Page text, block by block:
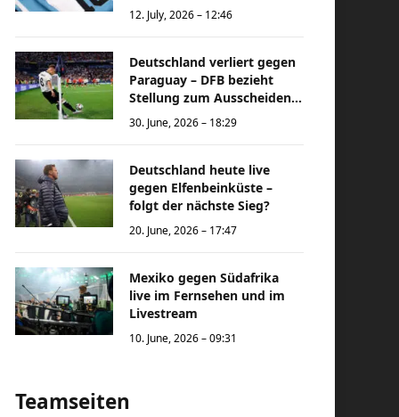
12. July, 2026 – 12:46
Deutschland verliert gegen
Paraguay – DFB bezieht
Stellung zum Ausscheiden
bei der Weltmeisterschaft
30. June, 2026 – 18:29
Deutschland heute live
gegen Elfenbeinküste –
folgt der nächste Sieg?
20. June, 2026 – 17:47
Mexiko gegen Südafrika
live im Fernsehen und im
Livestream
10. June, 2026 – 09:31
Teamseiten